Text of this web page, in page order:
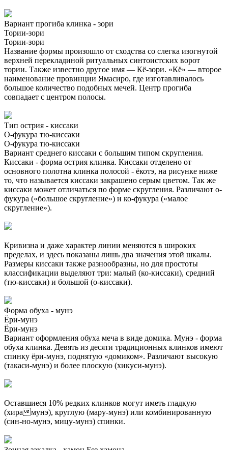
Вариант прогиба клинка - зори
Тории-зори
Тории-зори
Название формы произошло от сходства со слегка изогнутой
верхней перекладиной ритуальных синтоистских ворот
тории. Также известно другое имя — Кё-зори. «Кё» — второе
наименование провинции Ямасиро, где изготавливалось
большое количество подобных мечей. Центр прогиба
совпадает с центром полосы.
Тип острия - киссаки
О-фукура тю-киссаки
О-фукура тю-киссаки
Вариант среднего киссаки с большим типом скругления.
Киссаки - форма острия клинка. Киссаки отделено от
основного полотна клинка полосой - ёкотэ, на рисунке ниже
то, что называется киссаки закрашено серым цветом. Так же
киссаки может отличаться по форме скругления. Различают о-
фукура («большое скругление») и ко-фукура («малое
скругление»).
Кривизна и даже характер линии меняются в широких
пределах, и здесь показаны лишь два значения этой шкалы.
Размеры киссаки также разнообразны, но для простоты
классификации выделяют три: малый (ко-киссаки), средний
(тю-киссаки) и большой (о-киссаки).
Форма обуха - мунэ
Ёри-мунэ
Ёри-мунэ
Вариант оформления обуха меча в виде домика. Мунэ - форма
обуха клинка. Девять из десяти традиционных клинков имеют
спинку ёри-мунэ, поднятую «домиком». Различают высокую
(такаси-мунэ) и более плоскую (хикуси-мунэ).
Оставшиеся 10% редких клинков могут иметь гладкую
(хирамунэ), круглую (мару-мунэ) или комбинированную
(син-но-мунэ, мицу-мунэ) спинки.